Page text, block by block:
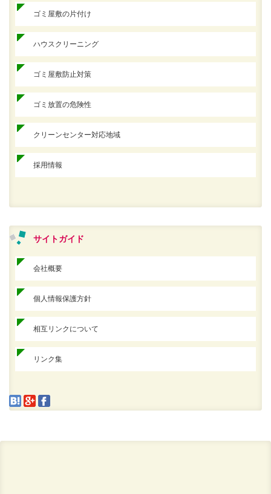
ゴミ屋敷の片付け
ハウスクリーニング
ゴミ屋敷防止対策
ゴミ放置の危険性
クリーンセンター対応地域
採用情報
サイトガイド
会社概要
個人情報保護方針
相互リンクについて
リンク集